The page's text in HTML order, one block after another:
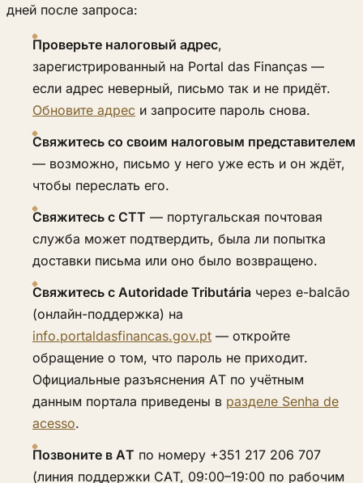
дней после запроса:
Проверьте налоговый адрес,
зарегистрированный на Portal das Finanças —
если адрес неверный, письмо так и не придёт.
Обновите адрес и запросите пароль снова.
Свяжитесь со своим налоговым представителем
— возможно, письмо у него уже есть и он ждёт,
чтобы переслать его.
Свяжитесь с CTT — португальская почтовая
служба может подтвердить, была ли попытка
доставки письма или оно было возвращено.
Свяжитесь с Autoridade Tributária через e-balcão
(онлайн-поддержка) на
info.portaldasfinancas.gov.pt — откройте
обращение о том, что пароль не приходит.
Официальные разъяснения AT по учётным
данным портала приведены в разделе Senha de
acesso.
Позвоните в AT по номеру +351 217 206 707
(линия поддержки CAT, 09:00–19:00 по рабочим